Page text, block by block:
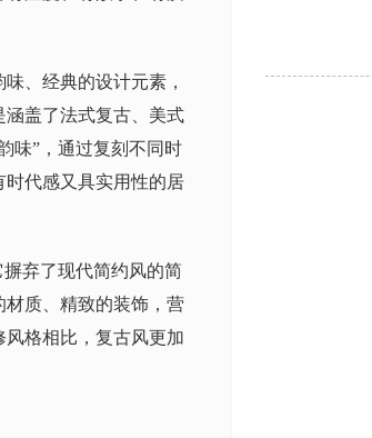
、经典的设计元素，
涵盖了法式复古、美式
味”，通过复刻不同时
代感又具实用性的居
弃了现代简约风的简
质、精致的装饰，营
格相比，复古风更加